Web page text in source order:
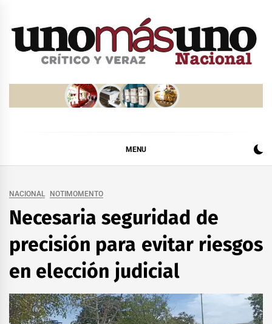
MENU
NACIONAL NOTIMOMENTO
Necesaria seguridad de
precisión para evitar riesgos
en elección judicial